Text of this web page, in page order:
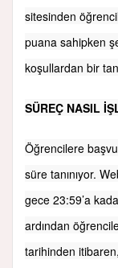
sitesinden
puana sahipken
koşullardan bir
SÜREÇ NASIL
Öğrencilere
süre tanınıyor.
gece 23:59’a
ardından
tarihinden itibaren,